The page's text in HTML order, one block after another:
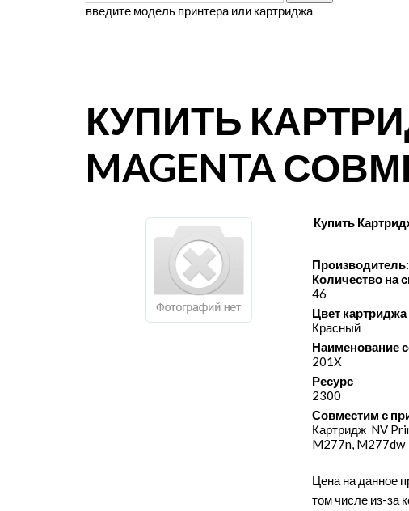
введите модель принтера или картриджа
КУПИТЬ
MAGENTA
Купить
Производитель:
Количество на
46
Цвет картриджа
Красный
Наименование
201X
Ресурс
2300
Совместим с
Картридж NV
M277n, M277dw
Цена на данное
том числе из-за